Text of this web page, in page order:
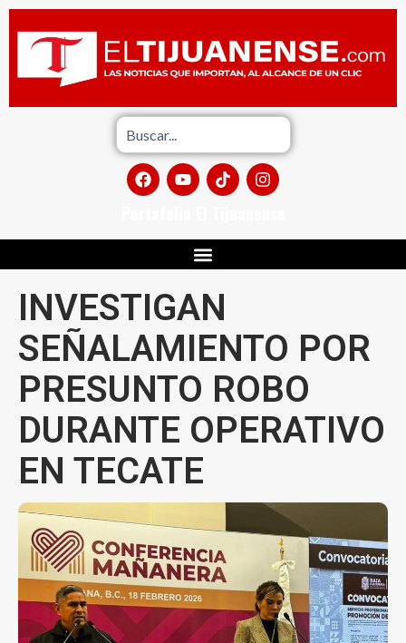
INVESTIGAN
SEÑALAMIENTO POR
PRESUNTO ROBO
DURANTE OPERATIVO
EN TECATE